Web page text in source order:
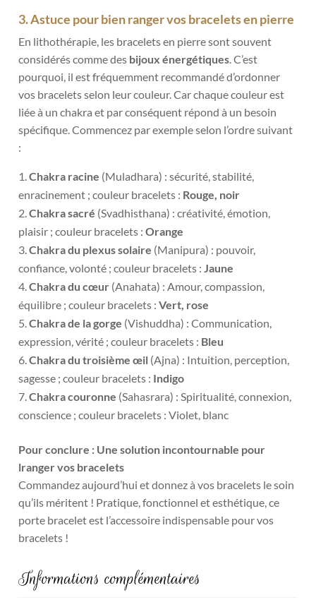
3. Astuce pour bien ranger vos bracelets en pierre
En lithothérapie, les bracelets en pierre sont souvent
considérés comme des bijoux énergétiques . C’est
pourquoi, il est fréquemment recommandé d’ordonner
vos bracelets selon leur couleur. Car chaque couleur est
liée à un chakra et par conséquent répond à un besoin
spécifique. Commencez par exemple selon l’ordre suivant
:
Chakra racine (Muladhara) : sécurité, stabilité,
enracinement ;couleur bracelets : Rouge, noir
Chakra sacré (Svadhisthana) : créativité, émotion,
plaisir ; couleur bracelets :Orange
Chakra du plexus solaire (Manipura) : pouvoir,
confiance, volonté ; couleur bracelets : Jaune
Chakra du cœur (Anahata) : Amour, compassion,
équilibre ; couleur bracelets : Vert, rose
Chakra de la gorge (Vishuddha) : Communication,
expression, vérité ; couleur bracelets : Bleu
Chakra du troisième œil (Ajna) : Intuition, perception,
sagesse ; couleur bracelets : Indigo
Chakra couronne (Sahasrara) : Spiritualité, connexion,
conscience ; couleur bracelets : Violet, blanc
Pour conclure : Une solution incontournable pour
lranger vos bracelets
Commandez aujourd’hui et donnez à vos bracelets le soin
qu’ils méritent ! Pratique, fonctionnel et esthétique, ce
porte bracelet est l’accessoire indispensable pour vos
bracelets !
Informations complémentaires